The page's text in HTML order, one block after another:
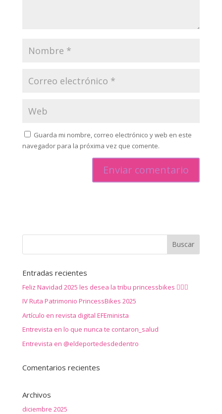
Guarda mi nombre, correo electrónico y web en este
navegador para la próxima vez que comente.
Entradas recientes
Feliz Navidad 2025 les desea la tribu princessbikes 🚴‍♀️✨
IV Ruta Patrimonio PrincessBikes 2025
Artículo en revista digital EFEminista
Entrevista en lo que nunca te contaron_salud
Entrevista en @eldeportedesdedentro
Comentarios recientes
Archivos
diciembre 2025